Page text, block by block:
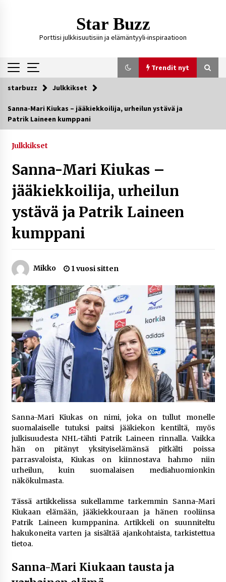
Star Buzz
Porttisi julkkisuutisiin ja elämäntyyli-inspiraatioon
Trendit nyt
Trendit nyt
Kossani Kick – suomalainen striimaaja, joka on
Ali Leiniö vankila – mitä väitteistä tiedetään?
Matti Koivisto toimittaja ikä – mitä Ylen
7 päivää sitten
osana samaa ilmiötä
Jaakko Selin puoliso Simo – pitkä
rakkaustarina, elämäntyö ja ura
2 viikkoa sitten
Näin pikakasinot nopeuttavat kotiutuksia
modernin maksuteknologian avulla
2 viikkoa sitten
Nina Rung – rikollisuuden tutkija ja väkivallan
2 viikkoa sitten
Pia Töyli – tapaus, joka jäi osaksi Suomen
rikoshistoriaa
3 viikkoa sitten
– asiantuntijalausunto
4 viikkoa sitten
Uutisankkuri Jan Andersson vaimo – faktat ja
starbuzz Julkkikset
Sanna-Mari Kiukas – jääkiekkoilija, urheilun ystävä ja
Patrik Laineen kumppani
Julkkikset
Sanna-Mari Kiukas –
jääkiekkoilija, urheilun
ystävä ja Patrik Laineen
kumppani
Mikko 1 vuosi sitten
Sanna-Mari Kiukas on nimi, joka on tullut monelle
suomalaiselle tutuksi paitsi jääkiekon kentiltä, myös
julkisuudesta NHL-tähti Patrik Laineen rinnalla. Vaikka
hän on pitänyt yksityiselämänsä pitkälti poissa
parrasvaloista, Kiukas on kiinnostava hahmo niin
urheilun, kuin suomalaisen mediahuomionkin
näkökulmasta.
Tässä artikkelissa sukellamme tarkemmin Sanna-Mari
Kiukaan elämään, jääkiekkouraan ja hänen rooliinsa
Patrik Laineen kumppanina. Artikkeli on suunniteltu
hakukoneita varten ja sisältää ajankohtaista, tarkistettua
tietoa.
Sanna-Mari Kiukaan tausta ja